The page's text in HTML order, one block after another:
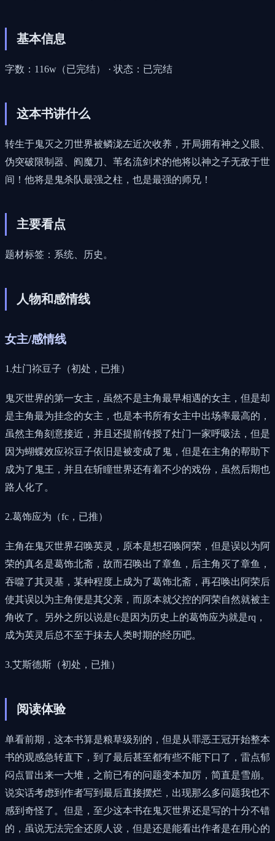
基本信息
字数：116w（已完结） · 状态：已完结
这本书讲什么
转生于鬼灭之刃世界被鳞泷左近次收养，开局拥有神之义眼、
伪突破限制器、阎魔刀、苇名流剑术的他将以神之子无敌于世
间！他将是鬼杀队最强之柱，也是最强的师兄！
主要看点
题材标签：系统、历史。
人物和感情线
女主/感情线
1.灶门祢豆子（初处，已推）
鬼灭世界的第一女主，虽然不是主角最早相遇的女主，但是却
是主角最为挂念的女主，也是本书所有女主中出场率最高的，
虽然主角刻意接近，并且还提前传授了灶门一家呼吸法，但是
因为蝴蝶效应祢豆子依旧是被变成了鬼，但是在主角的帮助下
成为了鬼王，并且在斩瞳世界还有着不少的戏份，虽然后期也
路人化了。
2.葛饰应为（fc，已推）
主角在鬼灭世界召唤英灵，原本是想召唤阿荣，但是误以为阿
荣的真名是葛饰北斋，故而召唤出了章鱼，后主角灭了章鱼，
吞噬了其灵基，某种程度上成为了葛饰北斋，再召唤出阿荣后
使其误以为主角便是其父亲，而原本就父控的阿荣自然就被主
角收了。另外之所以说是fc是因为历史上的葛饰应为就是rq，
成为英灵后总不至于抹去人类时期的经历吧。
3.艾斯德斯（初处，已推）
阅读体验
单看前期，这本书算是粮草级别的，但是从罪恶王冠开始整本
书的观感急转直下，到了最后甚至都有些不能下口了，雷点郁
闷点冒出来一大堆，之前已有的问题变本加厉，简直是雪崩。
说实话考虑到作者写到最后直接摆烂，出现那么多问题我也不
感到奇怪了。但是，至少这本书在鬼灭世界还是写的十分不错
的，虽说无法完全还原人设，但是还是能看出作者是在用心的